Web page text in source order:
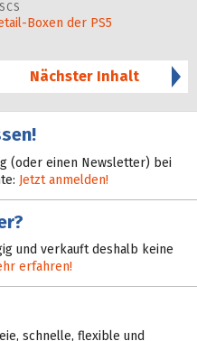
Boxen der PS5
Nächster Inhalt
(oder einen Newsletter) bei
Jetzt anmelden!
und verkauft deshalb keine
erfahren!
schnelle, flexible und